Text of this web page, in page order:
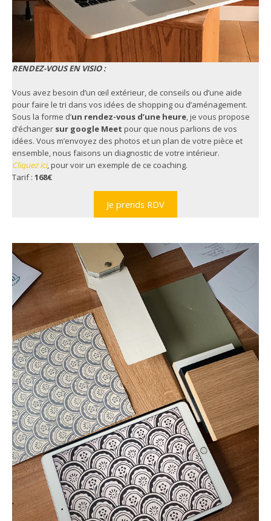
RENDEZ-VOUS EN VISIO :
Vous avez besoin d’un œil extérieur, de conseils ou d’une aide
pour faire le tri dans vos idées de shopping ou d’aménagement.
Sous la forme d’un rendez-vous d’une heure, je vous propose
d’échanger sur google Meet pour que nous parlions de vos
idées. Vous m’envoyez des photos et un plan de votre pièce et
ensemble, nous faisons un diagnostic de votre intérieur.
Cliquez ici, pour voir un exemple de ce coaching.
Tarif : 168€
Je prends RDV